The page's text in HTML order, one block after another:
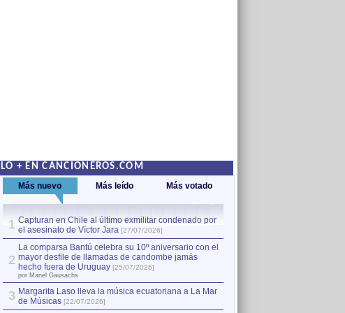
LO + EN CANCIONEROS.COM
Más nuevo Más leído Más votado
1 Capturan en Chile al último exmilitar condenado por
el asesinato de Víctor Jara [27/07/2026]
2
La comparsa Bantú celebra su 10º aniversario con el
mayor desfile de llamadas de candombe jamás
hecho fuera de Uruguay [25/07/2026]
por Manel Gausachs
3 Margarita Laso lleva la música ecuatoriana a La Mar
de Músicas [22/07/2026]